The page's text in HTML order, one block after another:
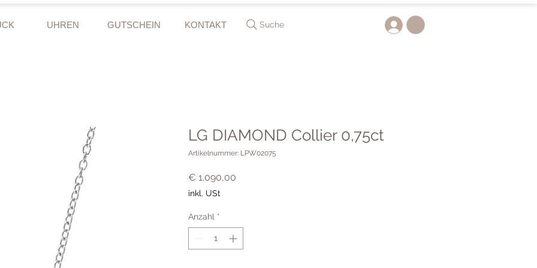
UHREN GUTSCHEIN KONTAKT Suche
LG DIAMOND Collier 0,75ct
Artikelnummer: LPW02075
€ 1.090,00
inkl. USt
Anzahl *